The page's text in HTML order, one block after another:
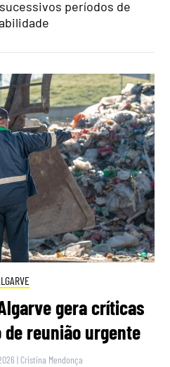
períodos de
gera críticas
de reunião urgente
| Cristina Mendonça